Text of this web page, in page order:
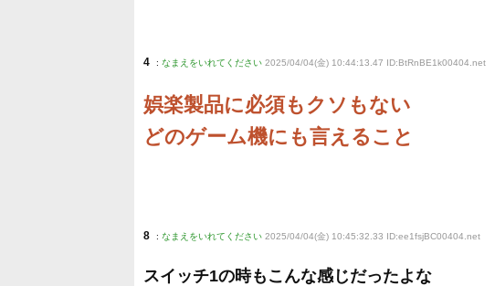
4 : なまえをいれてください 2025/04/04(金) 10:44:13.47 ID:BtRnBE1k00404.net
娯楽製品に必須もクソもない
どのゲーム機にも言えること
8 : なまえをいれてください 2025/04/04(金) 10:45:32.33 ID:ee1fsjBC00404.net
スイッチ1の時もこんな感じだったよな